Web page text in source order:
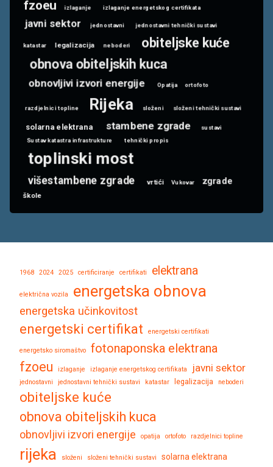
fzoeu izlaganje izlaganje energetskog certifikata
javni sektor jednostavni jednostavni tehnički sustavi
katastar legalizacija neboderi
obiteljske kuće
obnova obiteljskih kuca
obnovljivi izvori energije Opatija ortofoto
razdjelnici topline Rijeka složeni složeni tehnički sustavi
solarna elektrana stambene zgrade
sustavi
Sustav katastra infrastrukture
tehnički propis
toplinski most
višestambene zgrade vrtići Vukovar zgrade
škole
1968 2024 2025 certificiranje certifikati elektrana
električna vozila energetska obnova
energetska učinkovitost
energetski certifikat energetski certifikati
energetsko siromaštvo fotonaponska elektrana
fzoeu izlaganje izlaganje energetskog certifikata javni sektor
jednostavni jednostavni tehnički sustavi katastar legalizacija neboderi
obiteljske kuće
obnova obiteljskih kuca
obnovljivi izvori energije opatija ortofoto razdjelnici topline
rijeka složeni složeni tehnički sustavi solarna elektrana